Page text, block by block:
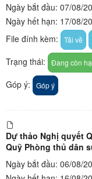
Ngày bắt đầu: 07/08/
Ngày hết hạn: 17/08/
File đính kèm:
Tải về
Trạng thái: Đang còn
Góp ý: Góp ý
Dự thảo Nghị quyết
Quỹ Phòng thủ dân
Ngày bắt đầu: 06/08/